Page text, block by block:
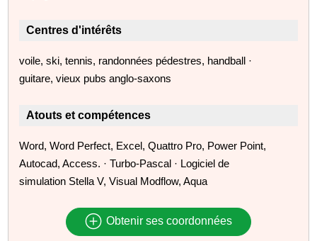
Centres d'intérêts
voile, ski, tennis, randonnées pédestres, handball ·
guitare, vieux pubs anglo-saxons
Atouts et compétences
Word, Word Perfect, Excel, Quattro Pro, Power Point,
Autocad, Access. · Turbo-Pascal · Logiciel de
simulation Stella V, Visual Modflow, Aqua
Obtenir ses coordonnées